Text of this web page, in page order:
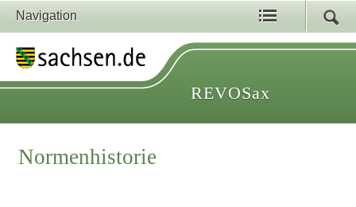
Navigation
REVOSax
Normenhistorie